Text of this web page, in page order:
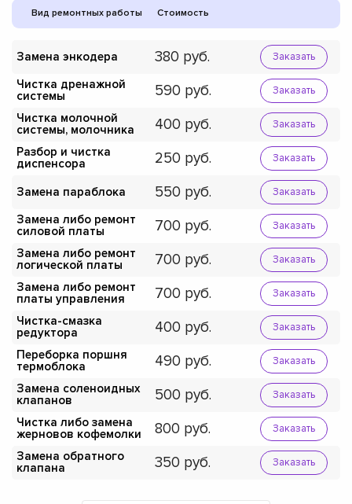
Вид ремонтных работы Стоимость
Замена энкодера 380 Заказать
Чистка дренажной
системы
590 Заказать
Чистка молочной
системы, молочника
400 Заказать
Разбор и чистка
диспенсора
250 Заказать
Замена параблока 550 Заказать
Замена либо ремонт
силовой платы
700 Заказать
Замена либо ремонт
логической платы
700 Заказать
Замена либо ремонт
платы управления
700 Заказать
Чистка-смазка
редуктора
400 Заказать
Переборка поршня
термоблока
490 Заказать
Замена соленоидных
клапанов
500 Заказать
Чистка либо замена
жерновов кофемолки
800 Заказать
Замена обратного
клапана
350 Заказать